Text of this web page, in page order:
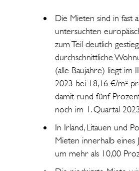
Die Mieten sind in fast
untersuchten
zum Teil deutlich
durchschnittliche
(alle Baujahre) liegt im
2023 bei 18,16 €/m²
damit rund fünf
noch im 1. Quartal
In Irland, Litauen und
Mieten innerhalb eines
um mehr als 10,00